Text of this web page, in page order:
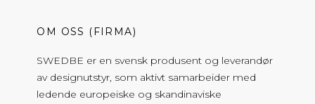
OM OSS (FIRMA)
SWEDBE er en svensk produsent og leverandør
av designutstyr, som aktivt samarbeider med
ledende europeiske og skandinaviske